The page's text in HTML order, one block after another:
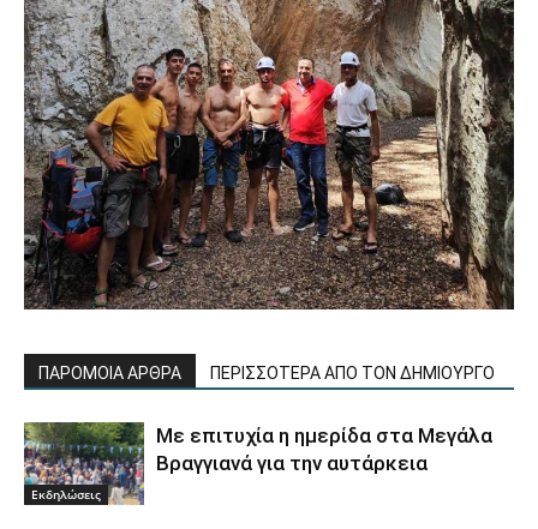
ΠΑΡΟΜΟΙΑ ΑΡΘΡΑ ΠΕΡΙΣΣΟΤΕΡΑ ΑΠΟ ΤΟΝ ΔΗΜΙΟΥΡΓΟ
Εκδηλώσεις
Με επιτυχία η ημερίδα στα Μεγάλα
Βραγγιανά για την αυτάρκεια